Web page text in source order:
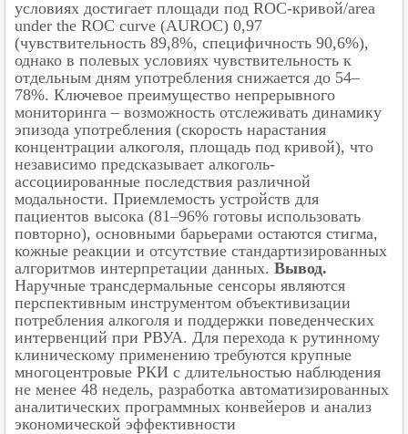
условиях достигает площади под ROC-кривой/area
under the ROC curve (AUROC) 0,97
(чувствительность 89,8%, специфичность 90,6%),
однако в полевых условиях чувствительность к
отдельным дням употребления снижается до 54–
78%. Ключевое преимущество непрерывного
мониторинга – возможность отслеживать динамику
эпизода употребления (скорость нарастания
концентрации алкоголя, площадь под кривой), что
независимо предсказывает алкоголь-
ассоциированные последствия различной
модальности. Приемлемость устройств для
пациентов высока (81–96% готовы использовать
повторно), основными барьерами остаются стигма,
кожные реакции и отсутствие стандартизированных
алгоритмов интерпретации данных. Вывод.
Наручные трансдермальные сенсоры являются
перспективным инструментом объективизации
потребления алкоголя и поддержки поведенческих
интервенций при РВУА. Для перехода к рутинному
клиническому применению требуются крупные
многоцентровые РКИ с длительностью наблюдения
не менее 48 недель, разработка автоматизированных
аналитических программных конвейеров и анализ
экономической эффективности